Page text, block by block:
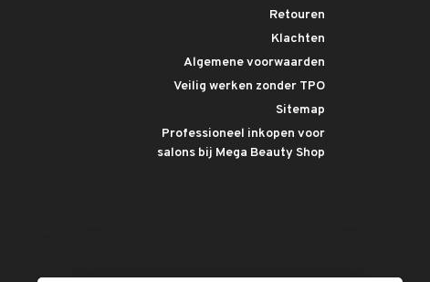
Retouren
Klachten
Algemene voorwaarden
Veilig werken zonder TPO
Sitemap
Professioneel inkopen voor
salons bij Mega Beauty Shop